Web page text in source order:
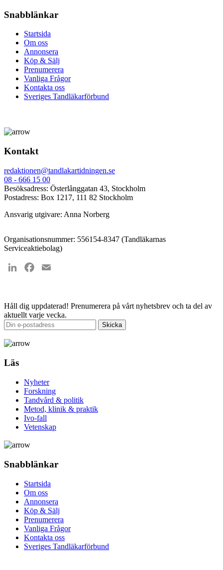
Snabblänkar
Startsida
Om oss
Annonsera
Köp & Sälj
Prenumerera
Vanliga Frågor
Kontakta oss
Sveriges Tandläkarförbund
Kontakt
redaktionen@tandlakartidningen.se
08 - 666 15 00
Besöksadress: Österlånggatan 43, Stockholm
Postadress: Box 1217, 111 82 Stockholm
Ansvarig utgivare: Anna Norberg
Organisationsnummer: 556154-8347 (Tandläkarnas
Serviceaktiebolag)
LinkedInFacebook
Håll dig uppdaterad! Prenumerera på vårt nyhetsbrev och ta del av
aktuellt varje vecka.
Läs
Nyheter
Forskning
Tandvård & politik
Metod, klinik & praktik
Ivo-fall
Vetenskap
Snabblänkar
Startsida
Om oss
Annonsera
Köp & Sälj
Prenumerera
Vanliga Frågor
Kontakta oss
Sveriges Tandläkarförbund